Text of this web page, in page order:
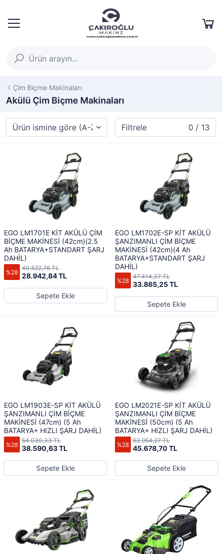
Çim Biçme Makinaları
Akülü Çim Biçme Makinaları
Filtrele 0 / 13
EGO LM1701E KİT AKÜLÜ ÇİM
BİÇME MAKİNESİ (42cm)(2.5
Ah BATARYA+STANDART ŞARJ
DAHİL)
%28 28.942,84 TL
40.522,76 TL
Sepete Ekle
EGO LM1702E-SP KİT AKÜLÜ
ŞANZIMANLI ÇİM BİÇME
MAKİNESİ (42cm)(4 Ah
BATARYA+STANDART ŞARJ
DAHİL)
%28 33.865,25 TL
47.414,37 TL
Sepete Ekle
EGO LM1903E-SP KİT AKÜLÜ
ŞANZIMANLI ÇİM BİÇME
MAKİNESİ (47cm) (5 Ah
BATARYA+ HIZLI ŞARJ DAHİL)
%28 38.590,63 TL
54.030,33 TL
Sepete Ekle
EGO LM2021E-SP KİT AKÜLÜ
ŞANZIMANLI ÇİM BİÇME
MAKİNESİ (50cm) (5 Ah
BATARYA+ HIZLI ŞARJ DAHİL)
%28 45.678,70 TL
63.954,27 TL
Sepete Ekle